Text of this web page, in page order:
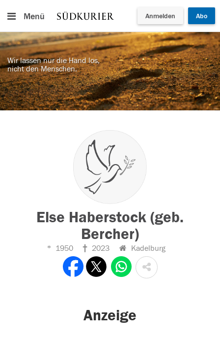
Menü Anmelden Abo
Wir lassen nur die Hand los,
nicht den Menschen.
Else Haberstock (geb.
Bercher)
1950 2023 Kadelburg
Anzeige